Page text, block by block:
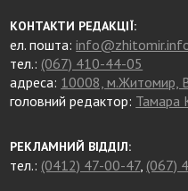
КОНТАКТИ РЕДАКЦІЇ:
ел. пошта:
тел.: (067) 410-44-05
адреса: 10008, м.Житомир,
головний редактор: Тамара
РЕКЛАМНИЙ ВІДДІЛ:
тел.: (0412) 47-00-47, (067)